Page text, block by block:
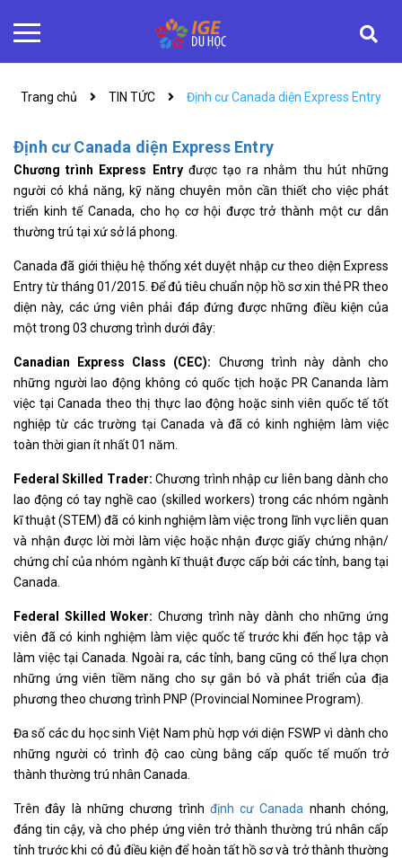
Trang chủ TIN TỨC Định cư Canada diện Express Entry
Định cư Canada diện Express Entry
Chương trình Express Entryđược tạo ra nhằm thu hút những
người có khả năng, kỹ năng chuyên môn cần thiết cho việc phát
triển kinh tế Canada, cho họ cơ hội được trở thành một cư dân
thường trú tại xứ sở lá phong.
Canada đã giới thiệu hệ thống xét duyệt nhập cư theo diện Express
Entry từ tháng 01/2015. Để đủ tiêu chuẩn nộp hồ sơ xin thẻ PR theo
diện này, các ứng viên phải đáp đứng được những điều kiện của
một trong 03 chương trình dưới đây:
Canadian Express Class (CEC): Chương trình này dành cho
những người lao động không có quốc tịch hoặc PR Cananda làm
việc tại Canada theo thị thực lao động hoặc sinh viên quốc tế tốt
nghiệp từ các trường tại Canada và đã có kinh nghiệm làm việc
toàn thời gian ít nhất 01 năm.
Federal Skilled Trader: Chương trình nhập cư liên bang dành cho
lao động có tay nghề cao (skilled workers) trong các nhóm ngành
kĩ thuật (STEM) đã có kinh nghiệm làm việc trong lĩnh vực liên quan
và nhận được lời mời làm việc hoặc nhận được giấy chứng nhận/
chứng chỉ của nhóm ngành kĩ thuật được cấp bởi các tỉnh, bang tại
Canada.
Federal Skilled Woker: Chương trình này dành cho những ứng
viên đã có kinh nghiệm làm việc quốc tế trước khi đến học tập và
làm việc tại Canada. Ngoài ra, các tỉnh, bang cũng có thể lựa chọn
những ứng viên tiềm năng cho sự gắn bó và phát triển của địa
phương theo chương trình PNP (Provincial Nominee Program).
Đa số các du học sinh Việt Nam phù hợp với diện FSWP vì dành cho
những người có trình độ cao cùng bằng cấp quốc tế muốn trở
thành thường trú nhân Canada.
Trên đây là những chương trình định cư Canada nhanh chóng,
đáng tin cậy, và cho phép ứng viên trở thành thường trú nhân cấp
tỉnh trước khi có đủ điều kiện để hoàn tất hồ sơ và trở thành thường